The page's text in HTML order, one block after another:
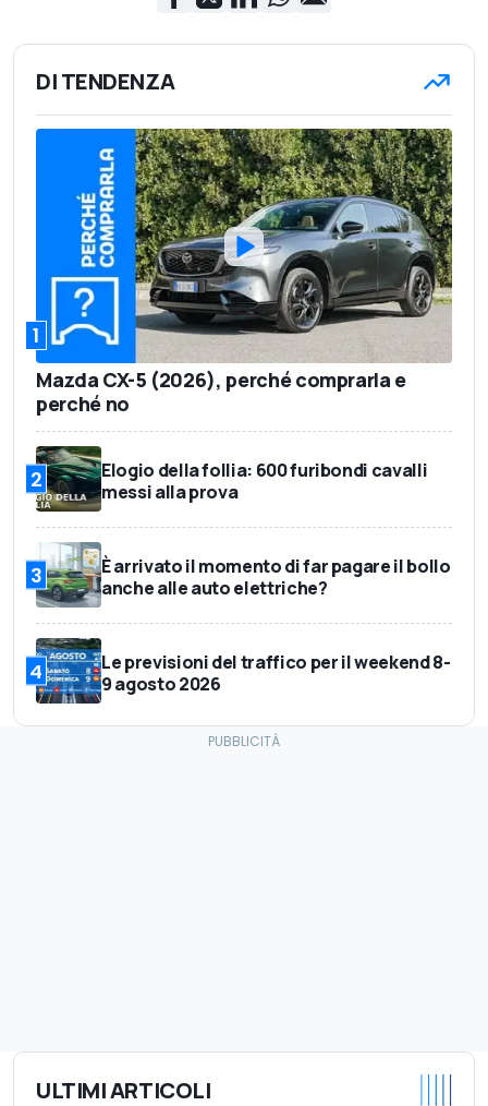
DI TENDENZA
1
Mazda CX-5 (2026), perché comprarla e
perché no
2
Elogio della follia: 600 furibondi cavalli
messi alla prova
3
È arrivato il momento di far pagare il bollo
anche alle auto elettriche?
4
Le previsioni del traffico per il weekend 8-
9 agosto 2026
ULTIMI ARTICOLI